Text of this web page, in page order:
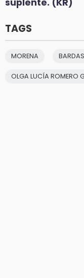
suplente. (KR)
TAGS
MORENA
OLGA LUCÍA ROMERO